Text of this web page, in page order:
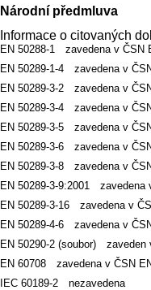
Národní předmluva
Informace o citovaných
EN 50288-1
zavedena v ČSN
EN 50289-1-4
zavedena v
EN 50289-3-2
zavedena v
EN 50289-3-4
zavedena v
EN 50289-3-5
zavedena v
EN 50289-3-6
zavedena v
EN 50289-3-8
zavedena v
EN 50289-3-9:2001
zavedena
EN 50289-3-16
zavedena v
EN 50289-4-6
zavedena v
EN 50290-2 (soubor)
zaveden
EN 60708
zavedena v ČSN
IEC 60189-2
nezavedena